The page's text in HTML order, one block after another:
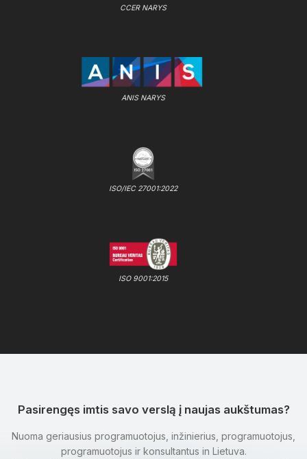
CCER NARYS
ANIS NARYS
ISO/IEC 27001:2022
ISO 9001:2015
Pasirengęs imtis savo verslą į naujas aukštumas?
Nuoma geriausius programuotojus, inžinierius, programuotojus,
programuotojus ir konsultantus in Lietuva.